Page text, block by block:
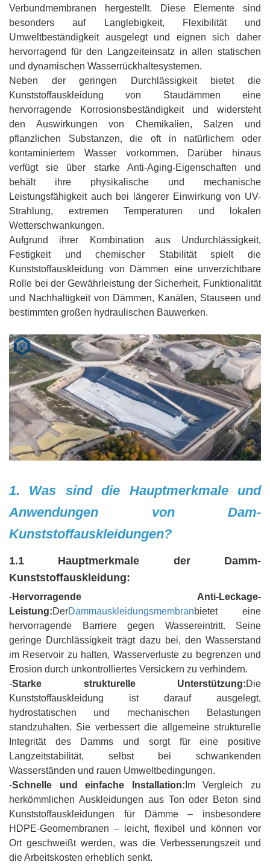
Verbundmembranen hergestellt. Diese Elemente sind
besonders auf Langlebigkeit, Flexibilität und
Umweltbeständigkeit ausgelegt und eignen sich daher
hervorragend für den Langzeiteinsatz in allen statischen
und dynamischen Wasserrückhaltesystemen.
Neben der geringen Durchlässigkeit bietet die
Kunststoffauskleidung von Staudämmen eine
hervorragende Korrosionsbeständigkeit und widersteht
den Auswirkungen von Chemikalien, Salzen und
pflanzlichen Substanzen, die oft in natürlichem oder
kontaminiertem Wasser vorkommen. Darüber hinaus
verfügt sie über starke Anti-Aging-Eigenschaften und
behält ihre physikalische und mechanische
Leistungsfähigkeit auch bei längerer Einwirkung von UV-
Strahlung, extremen Temperaturen und lokalen
Wetterschwankungen.
Aufgrund ihrer Kombination aus Undurchlässigkeit,
Festigkeit und chemischer Stabilität spielt die
Kunststoffauskleidung von Dämmen eine unverzichtbare
Rolle bei der Gewährleistung der Sicherheit, Funktionalität
und Nachhaltigkeit von Dämmen, Kanälen, Stauseen und
bestimmten großen hydraulischen Bauwerken.
1. Was sind die Hauptmerkmale und
Anwendungen von Dam-
Kunststoffauskleidungen?
1.1 Hauptmerkmale der Damm-
Kunststoffauskleidung:
-Hervorragende Anti-Leckage-
Leistung:DerDammauskleidungsmembranbietet eine
hervorragende Barriere gegen Wassereintritt. Seine
geringe Durchlässigkeit trägt dazu bei, den Wasserstand
im Reservoir zu halten, Wasserverluste zu begrenzen und
Erosion durch unkontrolliertes Versickern zu verhindern.
-Starke strukturelle Unterstützung:Die
Kunststoffauskleidung ist darauf ausgelegt,
hydrostatischen und mechanischen Belastungen
standzuhalten. Sie verbessert die allgemeine strukturelle
Integrität des Damms und sorgt für eine positive
Langzeitstabilität, selbst bei schwankenden
Wasserständen und rauen Umweltbedingungen.
-Schnelle und einfache Installation: Im Vergleich zu
herkömmlichen Auskleidungen aus Ton oder Beton sind
Kunststoffauskleidungen für Dämme – insbesondere
HDPE-Geomembranen – leicht, flexibel und können vor
Ort geschweißt werden, was die Verbesserungszeit und
die Arbeitskosten erheblich senkt.